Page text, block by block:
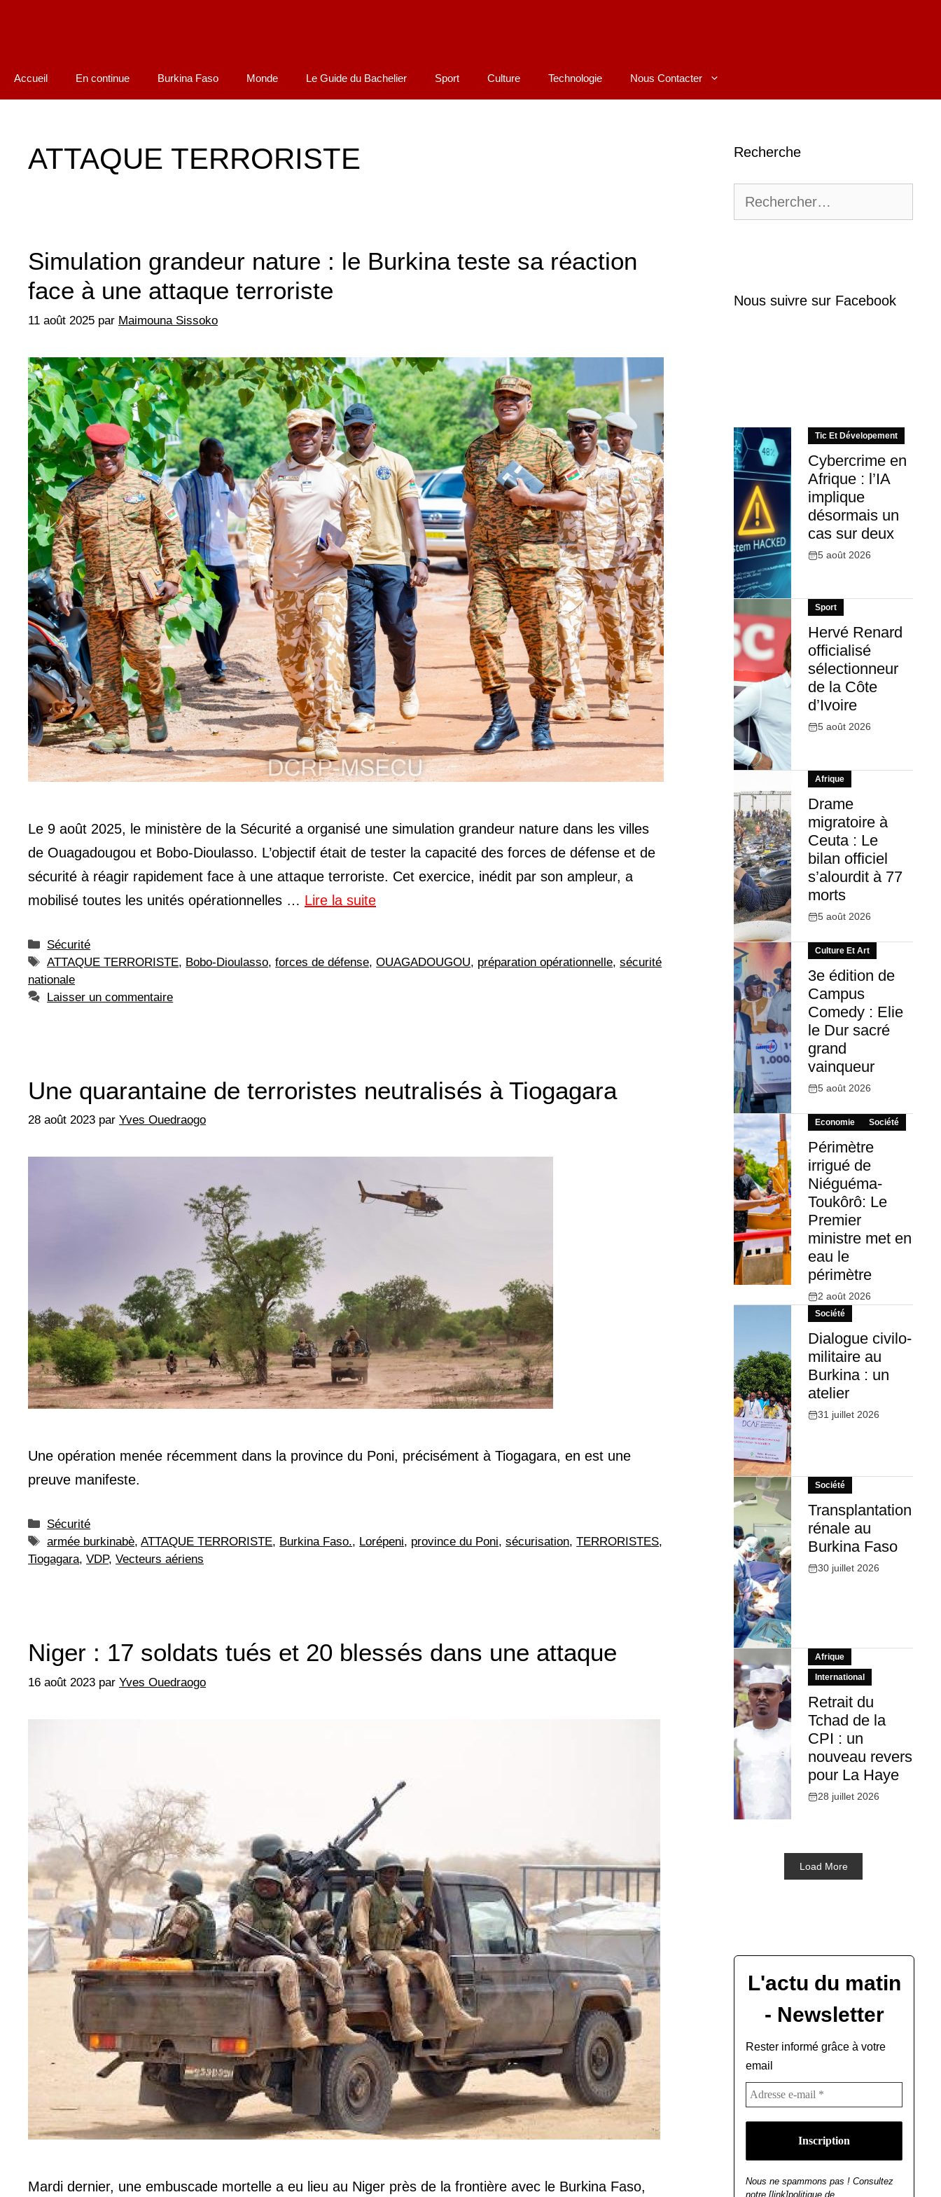
Accueil En continue Burkina Faso Monde Le Guide du Bachelier Sport Culture Technologie Nous Contacter
ATTAQUE TERRORISTE
Simulation grandeur nature : le Burkina teste sa réaction
face à une attaque terroriste
11 août 2025 par Maimouna Sissoko
Le 9 août 2025, le ministère de la Sécurité a organisé une simulation grandeur nature dans les villes
de Ouagadougou et Bobo-Dioulasso. L’objectif était de tester la capacité des forces de défense et de
sécurité à réagir rapidement face à une attaque terroriste. Cet exercice, inédit par son ampleur, a
mobilisé toutes les unités opérationnelles … Lire la suite
Catégories
Sécurité
Étiquettes
ATTAQUE TERRORISTE, Bobo-Dioulasso,forces de défense,OUAGADOUGOU, préparation opérationnelle,sécurité
nationale
Laisser un commentaire
Une quarantaine de terroristes neutralisés à Tiogagara
28 août 2023 par Yves Ouedraogo
Une opération menée récemment dans la province du Poni, précisément à Tiogagara, en est une
preuve manifeste.
Catégories
Sécurité
Étiquettes
armée burkinabè,ATTAQUE TERRORISTE, Burkina Faso., Lorépeni, province du Poni,sécurisation,TERRORISTES,
Tiogagara, VDP, Vecteurs aériens
Niger : 17 soldats tués et 20 blessés dans une attaque
16 août 2023 par Yves Ouedraogo
Mardi dernier, une embuscade mortelle a eu lieu au Niger près de la frontière avec le Burkina Faso,
Recherche
Nous suivre sur Facebook
Tic Et Dévelopement
Cybercrime en
Afrique : l’IA
implique
désormais un
cas sur deux
5 août 2026
Sport
Hervé Renard
officialisé
sélectionneur
de la Côte
d’Ivoire
5 août 2026
Afrique
Drame
migratoire à
Ceuta : Le
bilan officiel
s’alourdit à 77
morts
5 août 2026
Culture Et Art
3e édition de
Campus
Comedy : Elie
le Dur sacré
grand
vainqueur
5 août 2026
Economie Société
Périmètre
irrigué de
Niéguéma-
Toukôrô: Le
Premier
ministre met en
eau le
périmètre
2 août 2026
Société
Dialogue civilo-
militaire au
Burkina : un
atelier
31 juillet 2026
Société
Transplantation
rénale au
Burkina Faso
30 juillet 2026
Afrique
International
Retrait du
Tchad de la
CPI : un
nouveau revers
pour La Haye
28 juillet 2026
Load More
L'actu du matin
- Newsletter
Rester informé grâce à votre
email
Nous ne spammons pas ! Consultez
notre [link]politique de